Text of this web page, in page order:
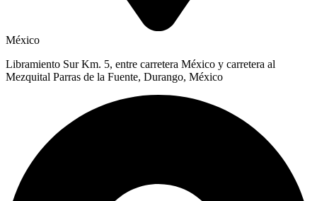
México
Libramiento Sur Km. 5, entre carretera México y carretera al
Mezquital Parras de la Fuente, Durango, México